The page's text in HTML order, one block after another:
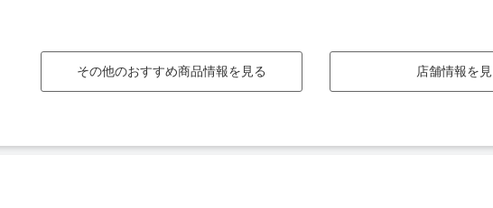
その他のおすすめ商品情報を見る 店舗情報を